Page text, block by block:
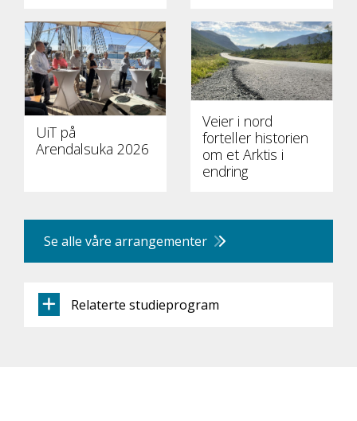
UiT på
Arendalsuka 2026
Veier i nord
forteller historien
om et Arktis i
endring
Se alle våre arrangementer
Relaterte studieprogram